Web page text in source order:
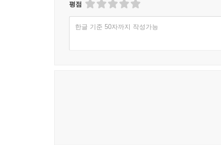
평점
한글 기준 50자까지 작성가능